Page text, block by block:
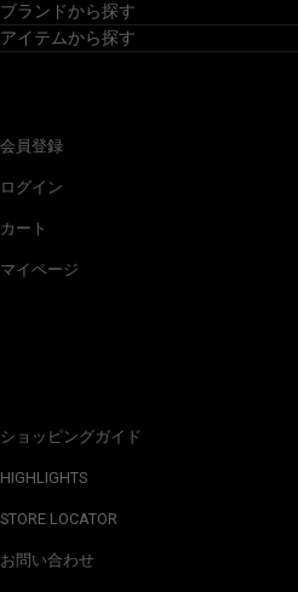
ブランドから探す
アイテムから探す
会員登録
ログイン
カート
マイページ
ショッピングガイド
HIGHLIGHTS
STORE LOCATOR
お問い合わせ